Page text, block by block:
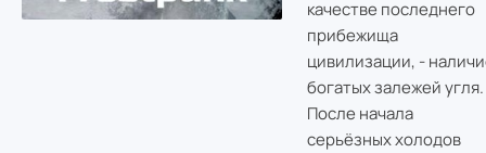
качестве последнего
прибежища
цивилизации, -
богатых залежей угля.
После начала
серьёзных холодов